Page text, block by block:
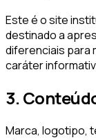
Este é o site
destinado a
diferenciais para
caráter
3.
Marca, logotipo,